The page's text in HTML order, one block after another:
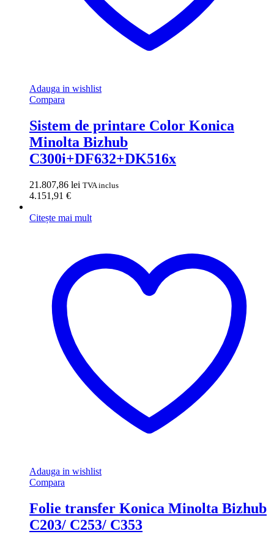
Adauga in wishlist
Compara
Sistem de printare Color Konica
Minolta Bizhub
C300i+DF632+DK516x
21.807,86 lei TVA inclus
4.151,91 €
Citește mai mult
Adauga in wishlist
Compara
Folie transfer Konica Minolta Bizhub
C203/ C253/ C353